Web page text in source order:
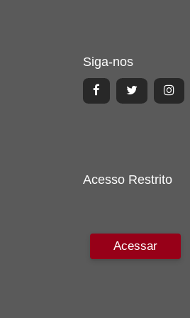
Siga-nos
Acesso Restrito
Acessar